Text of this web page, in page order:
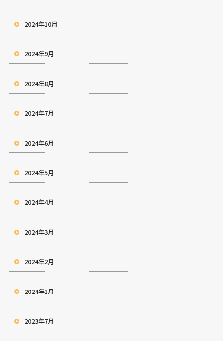
2024年10月
2024年9月
2024年8月
2024年7月
2024年6月
2024年5月
2024年4月
2024年3月
2024年2月
2024年1月
2023年7月